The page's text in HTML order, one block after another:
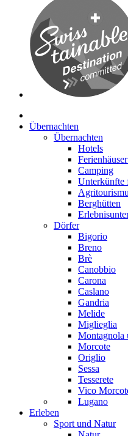
Übernachten
Übernachten
Hotels
Camping
Unterkünfte
Berghütten
Dörfer
Bigorio
Breno
Brè
Canobbio
Carona
Caslano
Gandria
Melide
Miglieglia
Montagnola
Morcote
Origlio
Sessa
Tesserete
Vico
Lugano
Erleben
Sport und Natur